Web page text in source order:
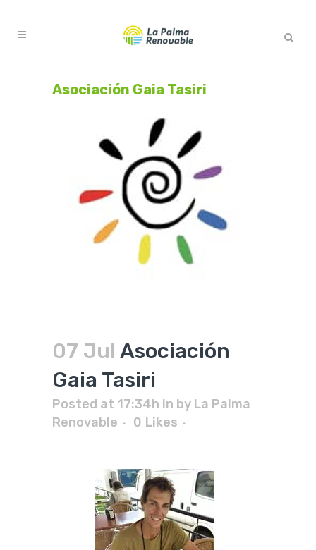
Asociación Gaia Tasiri
07 Jul Asociación
Gaia Tasiri
Posted at 17:34h in by La Palma
Renovable
0 Likes